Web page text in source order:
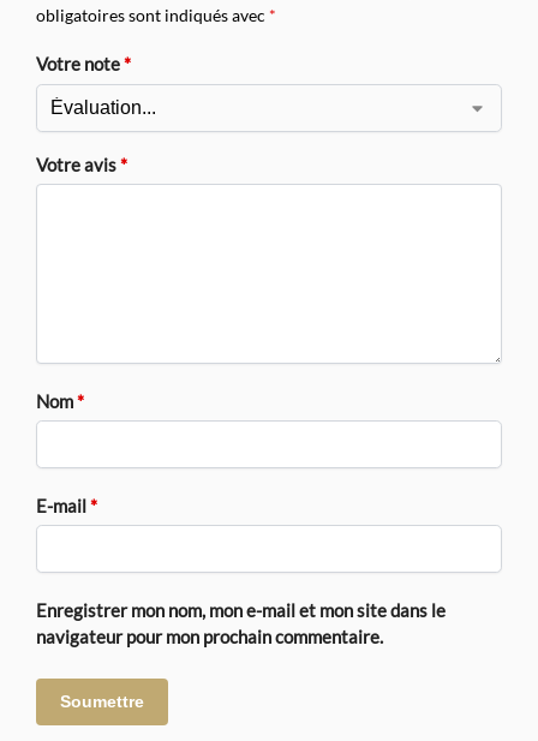
obligatoires sont indiqués avec *
Votre note*
Votre avis*
Nom*
E-mail*
Enregistrer mon nom, mon e-mail et mon site dans le
navigateur pour mon prochain commentaire.